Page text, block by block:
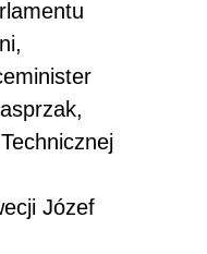
Józef